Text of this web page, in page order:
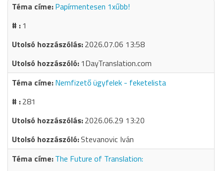
Papírmentesen 1xűbb!
1
2026.07.06 13:58
1DayTranslation.com
Nemfizető ügyfelek - feketelista
281
2026.06.29 13:20
Stevanovic Iván
The Future of Translation: